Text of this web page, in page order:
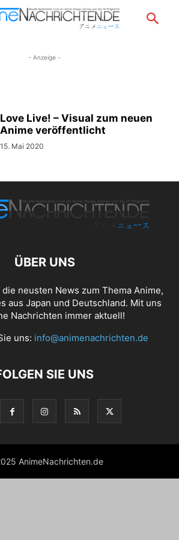
- Anzeige -
Love Live! – Visual zum neuen
Anime veröffentlicht
15. Mai 2020
ÜBER UNS
neusten News zum Thema Anime,
aus Japan und Deutschland. Mit uns
Nachrichten immer aktuell!
uns: info@animenachrichten.de
SIE UNS
AnimeNachrichten.de